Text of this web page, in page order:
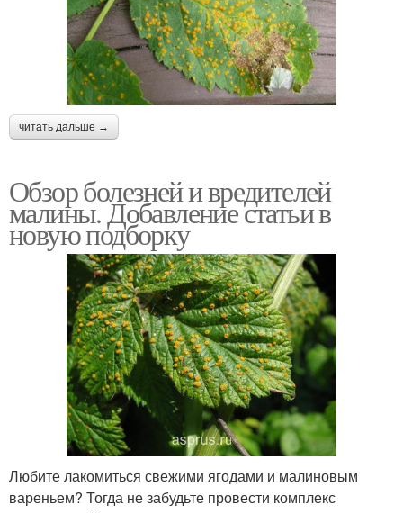
читать дальше →
Обзор болезней и вредителей
малины. Добавление статьи в
новую подборку
Любите лакомиться свежими ягодами и малиновым
вареньем? Тогда не забудьте провести комплекс